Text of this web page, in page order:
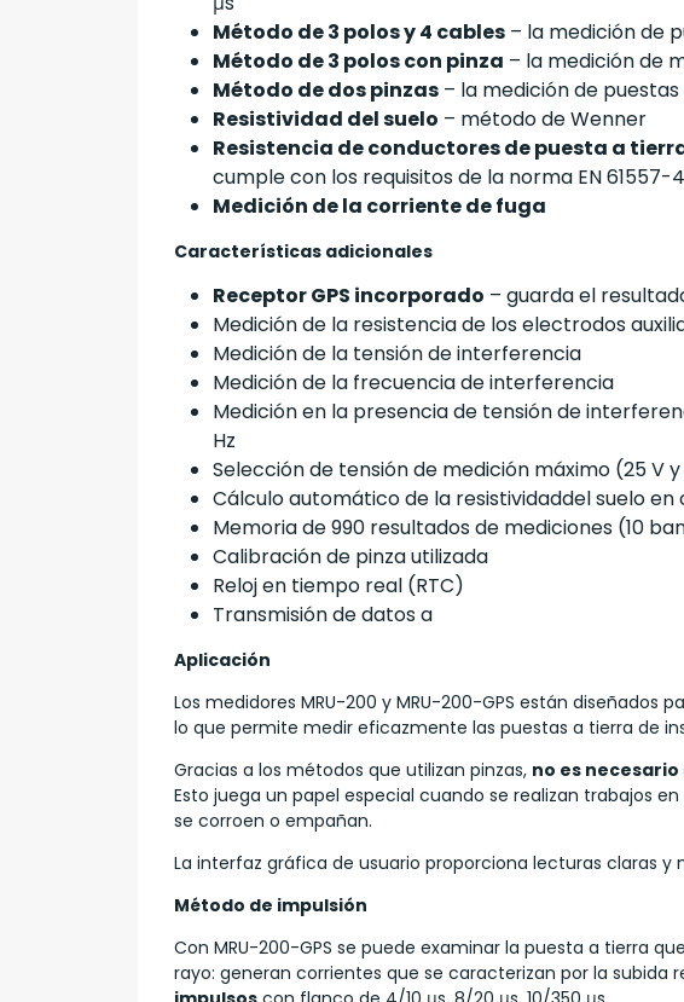
Método de 3 polos y 4 cables – la medición de
Método de 3 polos con pinza – la medición de
Método de dos pinzas – la medición de
Resistividad del suelo – método de Wenner
Resistencia de conductores de puesta a
cumple con los requisitos de la norma EN 61557-4
Medición de la corriente de fuga
Características adicionales
Receptor GPS incorporado – guarda el
Medición de la resistencia de los electrodos
Medición de la tensión de interferencia
Medición de la frecuencia de interferencia
Medición en la presencia de tensión de
Hz
Selección de tensión de medición máximo (25 V
Cálculo automático de la resistividaddel suelo
Memoria de 990 resultados de mediciones (10
Calibración de pinza utilizada
Reloj en tiempo real (RTC)
Transmisión de datos a
Aplicación
Los medidores MRU-200 y MRU-200-GPS están diseñados
lo que permite medir eficazmente las puestas a tierra de
Gracias a los métodos que utilizan pinzas, no es
Esto juega un papel especial cuando se realizan trabajos
se corroen o empañan.
La interfaz gráfica de usuario proporciona lecturas claras y
Método de impulsión
Con MRU-200-GPS se puede examinar la puesta a tierra que
rayo: generan corrientes que se caracterizan por la subida